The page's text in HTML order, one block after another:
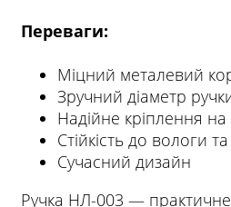
Переваги:
Міцний металевий
Зручний діаметр
Надійне кріплення
Стійкість до вологи
Сучасний дизайн
Ручка НЛ-003 — практичне